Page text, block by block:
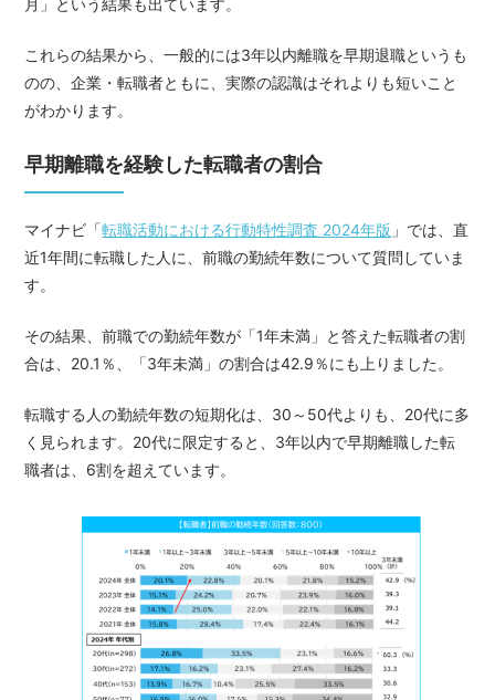
月」という結果も出ています。
これらの結果から、一般的には3年以内離職を早期退職というも
のの、企業・転職者ともに、実際の認識はそれよりも短いこと
がわかります。
早期離職を経験した転職者の割合
マイナビ「転職活動における行動特性調査 2024年版 」では、直
近1年間に転職した人に、前職の勤続年数について質問していま
す。
その結果、前職での勤続年数が「1年未満」と答えた転職者の割
合は、20.1％、「3年未満」の割合は42.9％にも上りました。
転職する人の勤続年数の短期化は、30～50代よりも、20代に多
く見られます。20代に限定すると、3年以内で早期離職した転
職者は、6割を超えています。